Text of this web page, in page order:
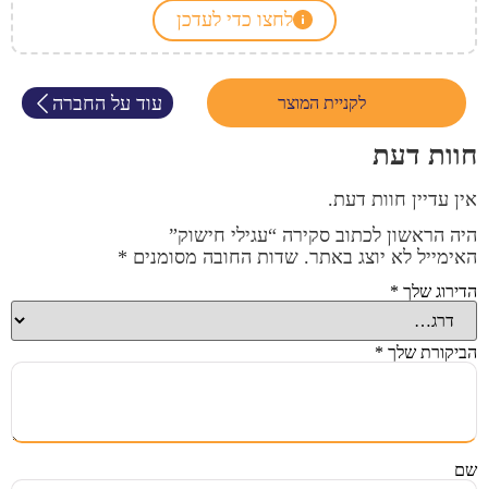
לחצו כדי לעדכן
לקניית המוצר עוד על החברה
חוות דעת
אין עדיין חוות דעת.
היה הראשון לכתוב סקירה “עגילי חישוק”
האימייל לא יוצג באתר. שדות החובה מסומנים *
הדירוג שלך *
הביקורת שלך *
שם